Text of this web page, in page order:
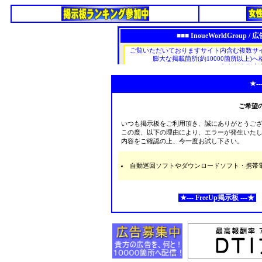
ご希望
いつも掲示板をご利用頂き、誠にありがとうご
この度、以下の理由により、エラーが発生いた
内容をご確認の上、今一度お試し下さい。
自動巡回ソフトやダウンロードソフト・携
★--- FreeUp掲示板 ---★